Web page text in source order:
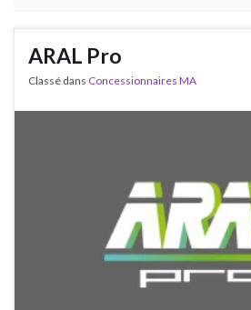
ARAL Pro
Classé dans Concessionnaires MA